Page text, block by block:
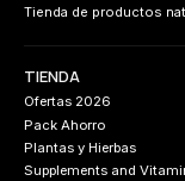
Tienda de productos
TIENDA
Ofertas 2026
Pack Ahorro
Plantas y Hierbas
Supplements and